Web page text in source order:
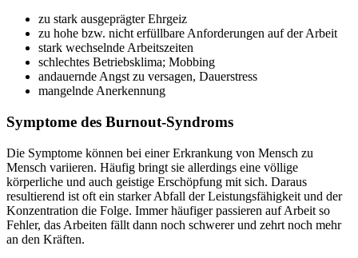
zu stark ausgeprägter Ehrgeiz
zu hohe bzw. nicht erfüllbare Anforderungen auf der Arbeit
stark wechselnde Arbeitszeiten
schlechtes Betriebsklima; Mobbing
andauernde Angst zu versagen, Dauerstress
mangelnde Anerkennung
Symptome des Burnout-Syndroms
Die Symptome können bei einer Erkrankung von Mensch zu
Mensch variieren. Häufig bringt sie allerdings eine völlige
körperliche und auch geistige Erschöpfung mit sich. Daraus
resultierend ist oft ein starker Abfall der Leistungsfähigkeit und der
Konzentration die Folge. Immer häufiger passieren auf Arbeit so
Fehler, das Arbeiten fällt dann noch schwerer und zehrt noch mehr
an den Kräften.